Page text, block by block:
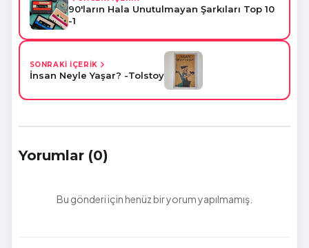
90'ların Hala Unutulmayan Şarkıları Top 10
-1
SONRAKİ İÇERİK
İnsan Neyle Yaşar? -Tolstoy
Yorumlar (0)
Bu gönderi için henüz bir yorum yapılmamış.